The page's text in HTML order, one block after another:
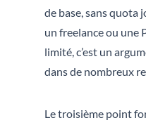
de base, sans
un freelance ou une
limité, c’est un
dans de nombreux
Le troisième point